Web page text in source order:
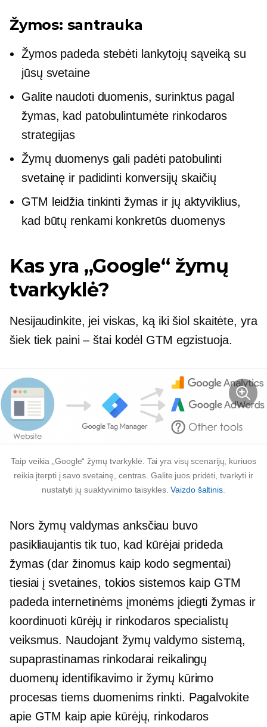
Žymos: santrauka
Žymos padeda stebėti lankytojų sąveiką su
jūsų svetaine
Galite naudoti duomenis, surinktus pagal
žymas, kad patobulintumėte rinkodaros
strategijas
Žymų duomenys gali padėti patobulinti
svetainę ir padidinti konversijų skaičių
GTM leidžia tinkinti žymas ir jų aktyviklius,
kad būtų renkami konkretūs duomenys
Kas yra „Google“ žymų
tvarkyklė?
Nesijaudinkite, jei viskas, ką iki šiol skaitėte, yra
šiek tiek paini – štai kodėl GTM egzistuoja.
Taip veikia „Google“ žymų tvarkyklė. Tai yra visų scenarijų, kuriuos
reikia įterpti į savo svetainę, centras. Galite juos pridėti, tvarkyti ir
nustatyti jų suaktyvinimo taisykles.Vaizdo šaltinis.
Nors žymų valdymas anksčiau buvo
pasikliaujantis tik tuo, kad kūrėjai prideda
žymas (dar žinomus kaip kodo segmentai)
tiesiai į svetaines, tokios sistemos kaip GTM
padeda internetinėms įmonėms įdiegti žymas ir
koordinuoti kūrėjų ir rinkodaros specialistų
veiksmus. Naudojant žymų valdymo sistemą,
supaprastinamas rinkodarai reikalingų
duomenų identifikavimo ir žymų kūrimo
procesas tiems duomenims rinkti. Pagalvokite
apie GTM kaip apie kūrėjų, rinkodaros